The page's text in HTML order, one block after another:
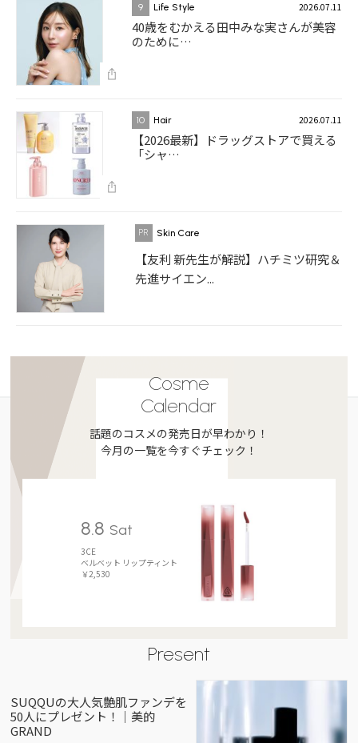
9 Life Style 2026.07.11
40歳をむかえる田中みな実さんが美容
のために…
10 Hair 2026.07.11
【2026最新】ドラッグストアで買える
「シャ…
Skin Care
【友利 新先生が解説】ハチミツ研究＆
先進サイエン...
Cosme
Calendar
話題のコスメの発売日が早わかり！
今月の一覧を今すぐチェック！
8.8 Sat
3CE
ベルベット リップティント
￥2,530
Present
SUQQUの大人気艶肌ファンデを
50人にプレゼント！｜美的
GRAND